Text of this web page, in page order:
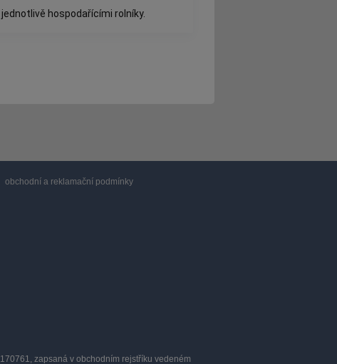
hospodařícími rolníky.
obchodní a reklamační podmínky
zapsaná v obchodním rejstříku vedeném